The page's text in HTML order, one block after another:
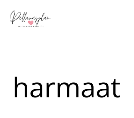
sisältöön
harmaat